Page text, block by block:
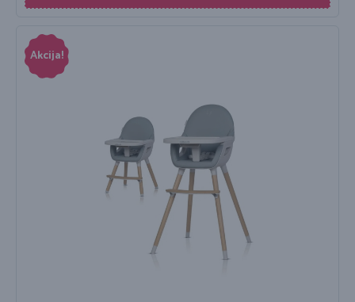
Akcija!